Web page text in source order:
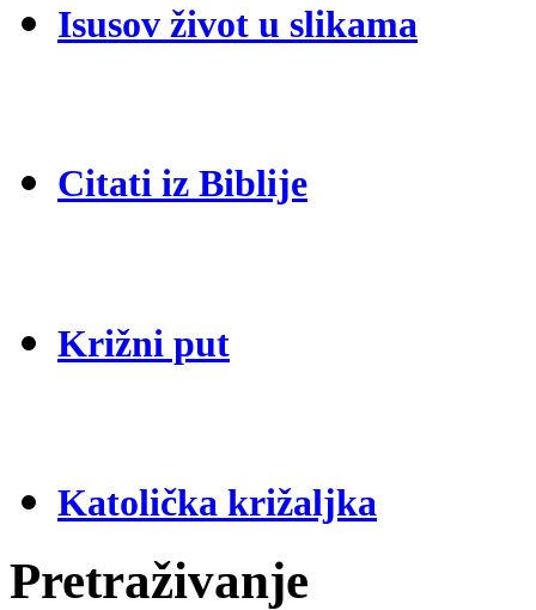
Isusov život u slikama
Citati iz Biblije
Križni put
Katolička križaljka
Pretraživanje